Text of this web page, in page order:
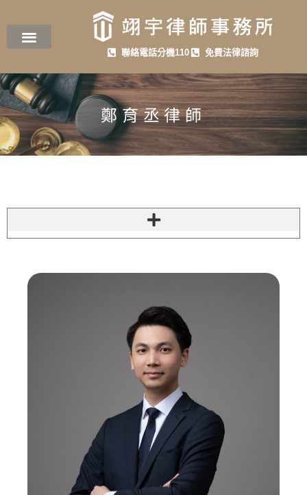
聯絡電話分機110 免費法律諮詢
鄭育丞律師